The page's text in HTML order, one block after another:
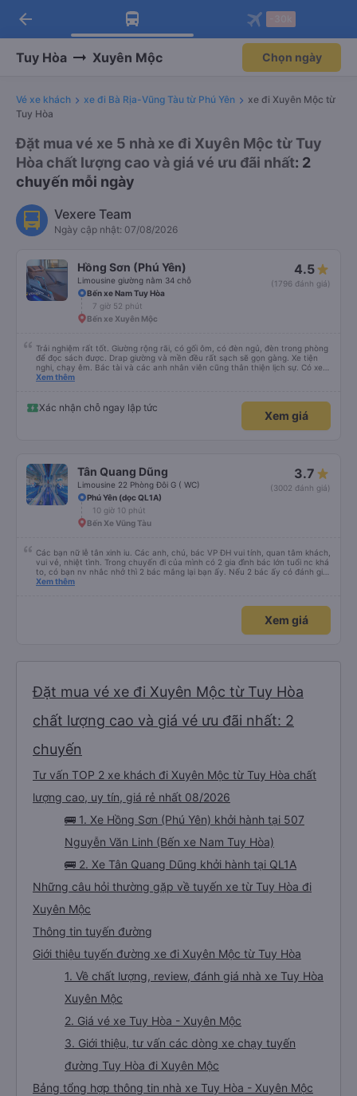
Tải app Vexere ngay!
Nhận ưu đãi thành viên độc
Mở app
Tải app Vexere
-30k/ghế khi đặt vé máy bay qua
Mở app
arrow_back
Tuy Hòa Xuyên Mộc Chọn ngày
Vé xe khách xe đi Bà Rịa-Vũng Tàu từ Phú Yên
xe đi Xuyên Mộc từ
Tuy Hòa
Đặt mua vé xe 5 nhà xe đi Xuyên Mộc từ Tuy
Hòa chất lượng cao và giá vé ưu đãi nhất: 2
chuyến mỗi ngày
Vexere Team
Ngày cập nhật: 07/08/2026
Hồng Sơn (Phú Yên)
Limousine giường nằm 34 chỗ
4.5
(1796 đánh giá)
Bến xe Nam Tuy Hòa
7 giờ 52 phút
Bến xe Xuyên Mộc
Trải nghiệm rất tốt. Giường rộng rãi, có gối ôm, có đèn ngủ, đèn trong phòng
để đọc sách được. Drap giường và mền đều rất sạch sẽ gọn gàng. Xe tiện
nghi, chạy êm. Bác tài và các anh nhân viên cũng thân thiện lịch sự. Có xe
trung chuyển về nội thành thành phố tuy hoà rất tiện. Giá vé hợp lý. Nói
Xem thêm
Xác nhận chỗ ngay lập tức
Xem giá
Tân Quang Dũng
Limousine 22 Phòng Đôi G ( WC)
3.7
(3002 đánh giá)
Phú Yên (dọc QL1A)
10 giờ 10 phút
Bến Xe Vũng Tàu
Các bạn nữ lễ tân xinh iu. Các anh, chú, bác VP ĐH vui tính, quan tâm khách,
vui vẻ, nhiệt tình. Trong chuyến đi của mình có 2 gia đình bác lớn tuổi nc khá
to, có bạn nv nhắc nhở thì 2 bác mắng lại bạn ấy. Nếu 2 bác ấy có đánh giá
xấu thì mình ngược lại nha. Bạn ấy nhắc nhở rất đúng. 2 bác nói rất to. To
bạn ấy nha. Nếu bạn ấy bị trừ thì bảo bạn ấy liên hệ sđt của mình, mình hỗ
trợ ạ. Số mình đuôi 666, chuyến ĐH-NT ngày 16/1. À các bạn nữ lễ tân xinh
iu còn đổi cho mình phòng đơn sang đôi xong còn note là (một mình) yêu
Xem thêm
Xem giá
Đặt mua vé xe đi Xuyên Mộc từ Tuy Hòa
chất lượng cao và giá vé ưu đãi nhất: 2
chuyến
Tư vấn TOP 2 xe khách đi Xuyên Mộc từ Tuy Hòa chất
lượng cao, uy tín, giá rẻ nhất 08/2026
🚌 1. Xe Hồng Sơn (Phú Yên) khởi hành tại 507
Nguyễn Văn Linh (Bến xe Nam Tuy Hòa)
🚌 2. Xe Tân Quang Dũng khởi hành tại QL1A
Những câu hỏi thường gặp về tuyến xe từ Tuy Hòa đi
Xuyên Mộc
Thông tin tuyến đường
Giới thiệu tuyến đường xe đi Xuyên Mộc từ Tuy Hòa
1. Về chất lượng, review, đánh giá nhà xe Tuy Hòa
Xuyên Mộc
2. Giá vé xe Tuy Hòa - Xuyên Mộc
3. Giới thiệu, tư vấn các dòng xe chạy tuyến
đường Tuy Hòa đi Xuyên Mộc
Bảng tổng hợp thông tin nhà xe Tuy Hòa - Xuyên Mộc